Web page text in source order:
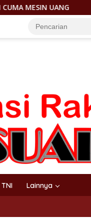
OMONG KOSONG!
TNI Lainnya